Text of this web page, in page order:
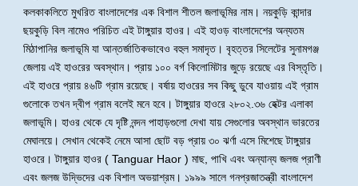
কলকাকলিতে মুখরিত বাংলাদেশের এক বিশাল শীতল জলাভূমির নাম। নয়কুড়ি কান্দার
ছয়কুড়ি বিল নামেও পরিচিত এই টাঙ্গুয়ার হাওর। এই হাওড় বাংলাদেশের অন্যতম
মিঠাপানির জলাভূমি যা আন্তর্জাতিকভাবেও বহুল সমাদৃত। বৃহত্তর সিলেটের সুনামগঞ্জ
জেলায় এই হাওরের অবস্থান। প্রায় ১০০ বর্গ কিলোমিটার জুড়ে রয়েছে এর বিস্তৃতি।
এই হাওরে প্রায় ৪৬টি গ্রাম রয়েছে। বর্ষায় হাওরের সব কিছু ডুবে যাওয়ায় এই গ্রাম
গুলোকে তখন দ্বীপ গ্রাম বলেই মনে হবে। টাঙ্গুয়ার হাওরে ২৮০২.৩৬ হেক্টর এলাকা
জলাভূমি। হাওর থেকে যে দৃষ্টি নন্দন পাহাড়গুলো দেখা যায় সেগুলোর অবস্থান ভারতের
মেঘালয়ে। সেখান থেকেই নেমে আসা ছোট বড় প্রায় ৩০ ঝর্ণা এসে মিশেছে টাঙ্গুয়ার
হাওরে। টাঙ্গুয়ার হাওর ( Tanguar Haor ) মাছ, পাখি এবং অন্যান্য জলজ প্রাণী
এবং জলজ উদ্ভিদের এক বিশাল অভয়াশ্রম। ১৯৯৯ সালে গনপ্রজাতন্ত্রী বাংলাদেশ